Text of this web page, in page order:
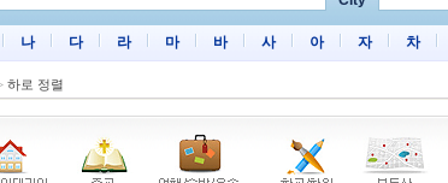
나 다 라 마 바 사 아 자 차
하로 정렬